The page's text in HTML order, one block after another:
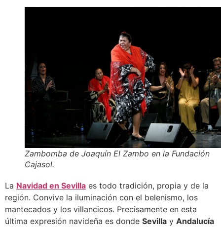
Zambomba de Joaquín El Zambo en la Fundación
Cajasol.
La Navidad en Sevilla es todo tradición, propia y de la
región. Convive la iluminación con el belenismo, los
mantecados y los villancicos. Precisamente en esta
última expresión navideña es donde Sevilla y Andalucía